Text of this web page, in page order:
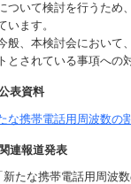
ついて検討を行うため
います。
般、本検討会において
とされている事項への
表資料
な携帯電話用周波数の
連報道発表
新たな携帯電話用周波